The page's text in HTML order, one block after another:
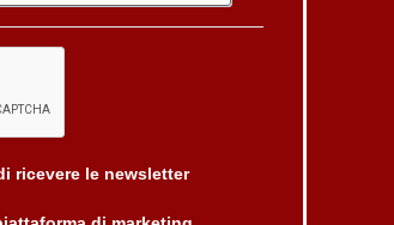
ricevere le newsletter